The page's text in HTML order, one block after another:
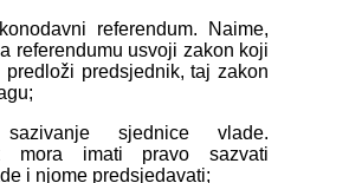
referendum. Naime,
referendumu usvoji zakon koji
predloži predsjednik, taj zakon
sjednice vlade.
mora imati pravo sazvati
i njome predsjedavati;